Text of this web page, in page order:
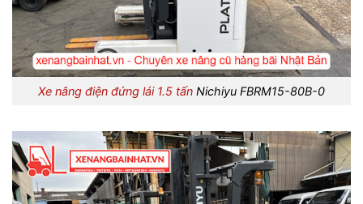
Xe nâng điện đứng lái 1.5 tấn Nichiyu FBRM15-80B-0